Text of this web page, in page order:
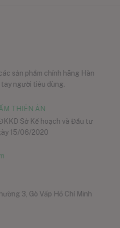
sản phẩm chính hãng Hàn
người tiêu dùng.
THIÊN ÂN
Sở Kế hoạch và Đầu tư
15/06/2020
3, Gò Vấp Hồ Chí Minh